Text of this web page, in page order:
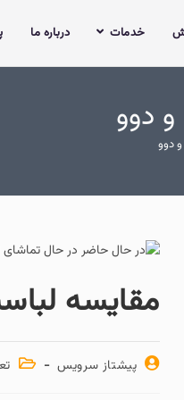
خدمات درباره ما
دوو
دوو
مقایسه
پیشتاز سرویس